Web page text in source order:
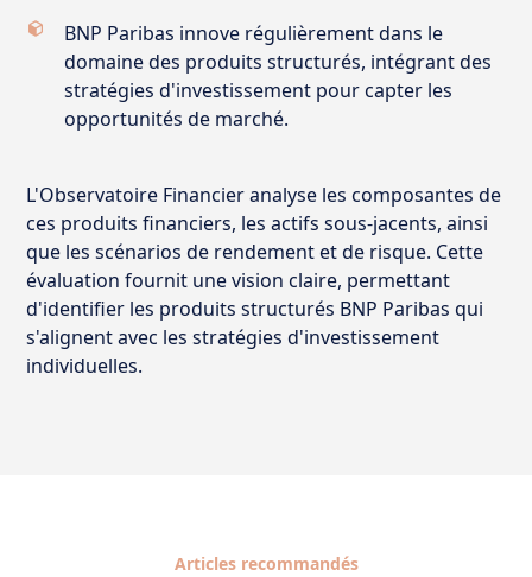
BNP Paribas innove régulièrement dans le
domaine des produits structurés, intégrant des
stratégies d'investissement pour capter les
opportunités de marché.
L'Observatoire Financier analyse les composantes de
ces produits financiers, les actifs sous-jacents, ainsi
que les scénarios de rendement et de risque. Cette
évaluation fournit une vision claire, permettant
d'identifier les produits structurés BNP Paribas qui
s'alignent avec les stratégies d'investissement
individuelles.
Articles recommandés